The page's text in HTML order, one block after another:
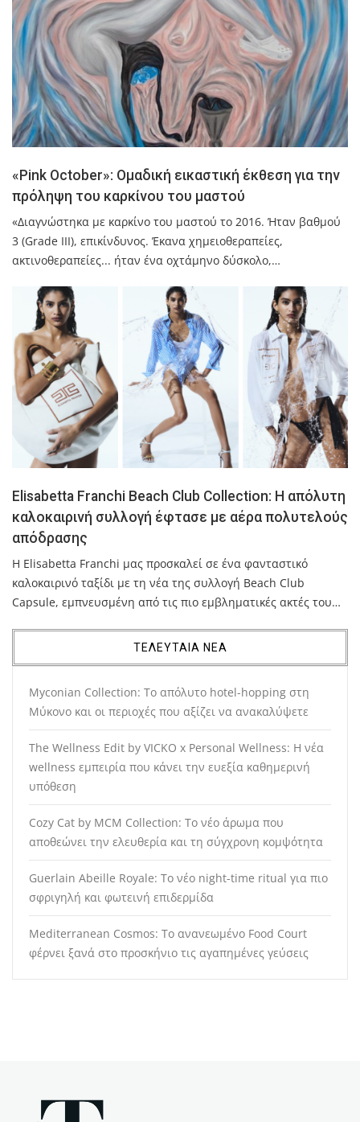
«Pink October»: Ομαδική εικαστική έκθεση για την
πρόληψη του καρκίνου του μαστού
«Διαγνώστηκα με καρκίνο του μαστού το 2016. Ήταν βαθμού
3 (Grade III), επικίνδυνος. Έκανα χημειοθεραπείες,
ακτινοθεραπείες... ήταν ένα οχτάμηνο δύσκολο,…
Elisabetta Franchi Beach Club Collection: Η απόλυτη
καλοκαιρινή συλλογή έφτασε με αέρα πολυτελούς
απόδρασης
Η Elisabetta Franchi μας προσκαλεί σε ένα φανταστικό
καλοκαιρινό ταξίδι με τη νέα της συλλογή Beach Club
Capsule, εμπνευσμένη από τις πιο εμβληματικές ακτές του…
ΤΕΛΕΥΤΑΙΑ ΝΕΑ
Myconian Collection: Το απόλυτο hotel-hopping στη
Μύκονο και οι περιοχές που αξίζει να ανακαλύψετε
The Wellness Edit by VICKO x Personal Wellness: Η νέα
wellness εμπειρία που κάνει την ευεξία καθημερινή
υπόθεση
Cozy Cat by MCM Collection: Το νέο άρωμα που
αποθεώνει την ελευθερία και τη σύγχρονη κομψότητα
Guerlain Abeille Royale: Το νέο night-time ritual για πιο
σφριγηλή και φωτεινή επιδερμίδα
Mediterranean Cosmos: Το ανανεωμένο Food Court
φέρνει ξανά στο προσκήνιο τις αγαπημένες γεύσεις